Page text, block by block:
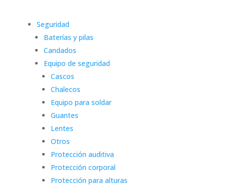
Seguridad
Baterías y pilas
Candados
Equipo de seguridad
Cascos
Chalecos
Equipo para soldar
Guantes
Lentes
Otros
Protección auditiva
Protección corporal
Protección para alturas